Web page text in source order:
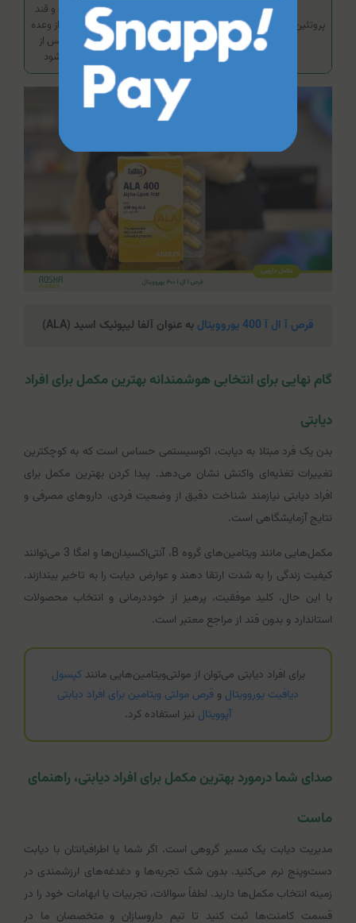
پروتئین وی ایزوله (۱۰۰٪
خالص)
حفظ توده عضلانی
ورزشکاران دیابتی
فاقد کربوهیدرات و قند
است؛ حتماً پیش از وعده
غذایی اصلی یا پس از
تمرین مصرف شود
قرص آ ال آ 400 یوروویتال به عنوان آلفا لیپوئیک اسید (ALA)
گام نهایی برای انتخابی هوشمندانه بهترین مکمل برای افراد
دیابتی
بدن یک فرد مبتلا به دیابت، اکوسیستمی حساس است که به کوچکترین
تغییرات تغذیه‌ای واکنش نشان می‌دهد. پیدا کردن بهترین مکمل برای
افراد دیابتی نیازمند شناخت دقیق از وضعیت فردی، داروهای مصرفی و
نتایج آزمایشگاهی است.
مکمل‌هایی مانند ویتامین‌های گروه B، آنتی‌اکسیدان‌ها و امگا 3 می‌توانند
کیفیت زندگی را به شدت ارتقا دهند و عوارض دیابت را به تاخیر بیندازند.
با این حال، کلید موفقیت، پرهیز از خوددرمانی و انتخاب محصولات
استاندارد و بدون قند از مراجع معتبر است.
برای افراد دیابتی می‌توان از مولتی‌ویتامین‌هایی مانند کپسول
دیافیت یوروویتال و قرص مولتی ویتامین برای افراد دیابتی
آپوویتال نیز استفاده کرد.
صدای شما درمورد بهترین مکمل برای افراد دیابتی، راهنمای
ماست
مدیریت دیابت یک مسیر گروهی است. اگر شما یا اطرافیانتان با دیابت
دست‌وپنج نرم می‌کنید، بدون شک تجربه‌ها و دغدغه‌های ارزشمندی در
زمینه انتخاب مکمل‌ها دارید. لطفاً سوالات، تجربیات یا ابهامات خود را در
قسمت کامنت‌ها ثبت کنید تا تیم داروسازان و متخصصان ما در